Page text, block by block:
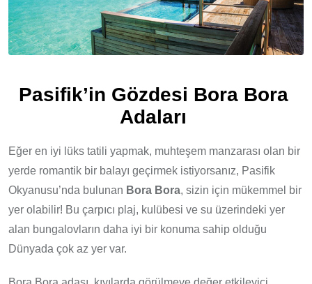
Pasifik’in Gözdesi Bora Bora
Adaları
Eğer en iyi lüks tatili yapmak, muhteşem manzarası olan bir
yerde romantik bir balayı geçirmek istiyorsanız, Pasifik
Okyanusu’nda bulunan Bora Bora, sizin için mükemmel bir
yer olabilir! Bu çarpıcı plaj, kulübesi ve su üzerindeki yer
alan bungalovların daha iyi bir konuma sahip olduğu
Dünyada çok az yer var.